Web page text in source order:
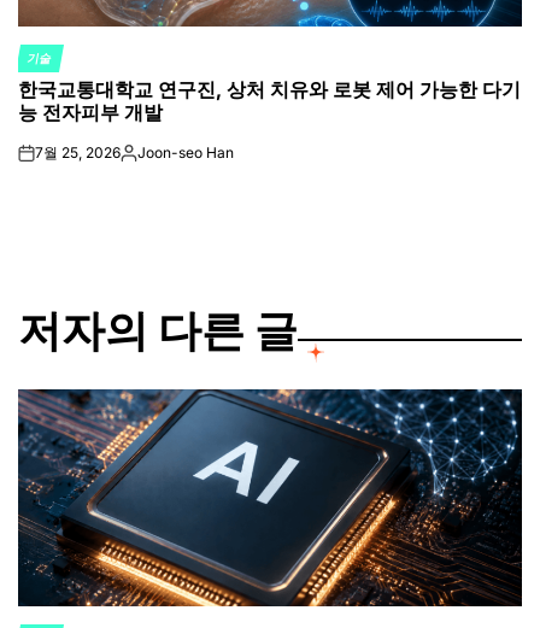
POSTED
IN
기술
한국교통대학교 연구진, 상처 치유와 로봇 제어 가능한 다기
능 전자피부 개발
on7월 25, 2026Posted
Joon-seo Han
저자의 다른 글